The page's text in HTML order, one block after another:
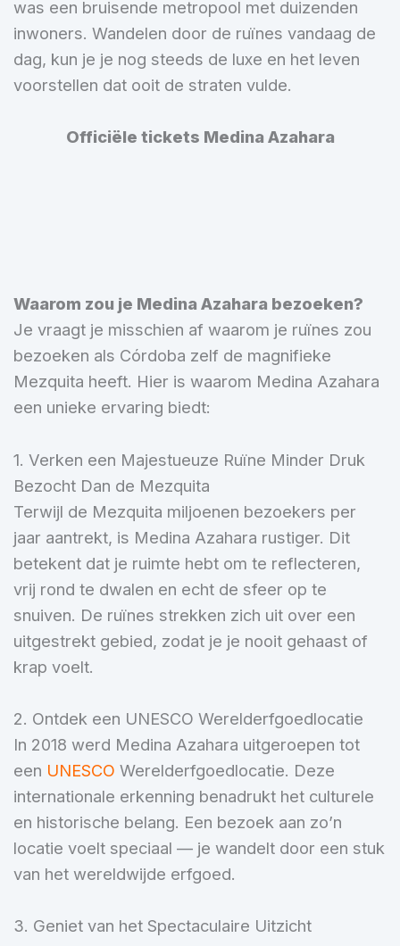
was een bruisende metropool met duizenden
inwoners. Wandelen door de ruïnes vandaag de
dag, kun je je nog steeds de luxe en het leven
voorstellen dat ooit de straten vulde.
Officiële tickets Medina Azahara
Waarom zou je Medina Azahara bezoeken?
Je vraagt je misschien af waarom je ruïnes zou
bezoeken als Córdoba zelf de magnifieke
Mezquita heeft. Hier is waarom Medina Azahara
een unieke ervaring biedt:
1. Verken een Majestueuze Ruïne Minder Druk
Bezocht Dan de Mezquita
Terwijl de Mezquita miljoenen bezoekers per
jaar aantrekt, is Medina Azahara rustiger. Dit
betekent dat je ruimte hebt om te reflecteren,
vrij rond te dwalen en echt de sfeer op te
snuiven. De ruïnes strekken zich uit over een
uitgestrekt gebied, zodat je je nooit gehaast of
krap voelt.
2. Ontdek een UNESCO Werelderfgoedlocatie
In 2018 werd Medina Azahara uitgeroepen tot
een UNESCO Werelderfgoedlocatie. Deze
internationale erkenning benadrukt het culturele
en historische belang. Een bezoek aan zo’n
locatie voelt speciaal — je wandelt door een stuk
van het wereldwijde erfgoed.
3. Geniet van het Spectaculaire Uitzicht